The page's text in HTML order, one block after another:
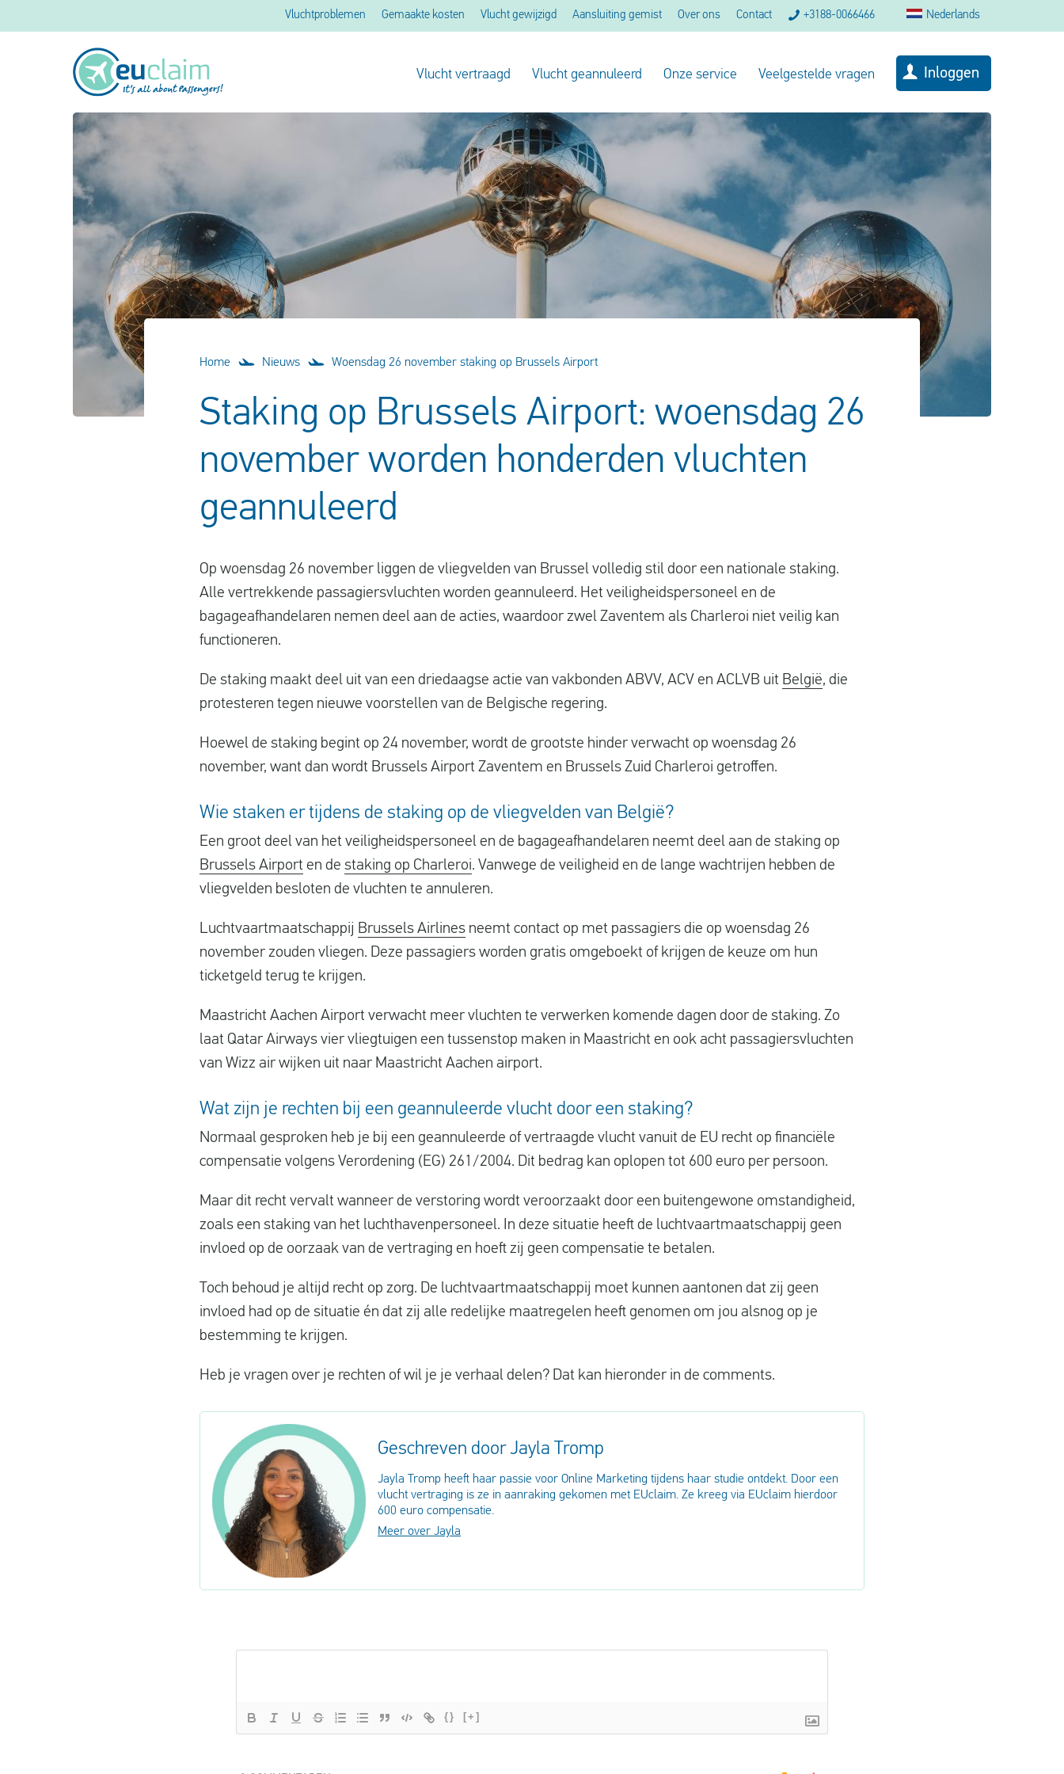
Vluchtproblemen Gemaakte kosten Vlucht gewijzigd Aansluiting gemist Over ons Contact +3188-0066466 Nederlands
Vlucht vertraagd Vlucht geannuleerd Onze service Veelgestelde vragen Inloggen
Home Nieuws Woensdag 26 november staking op Brussels Airport
Staking op Brussels Airport: woensdag 26
november worden honderden vluchten
geannuleerd
Op woensdag 26 november liggen de vliegvelden van Brussel volledig stil door een nationale staking.
Alle vertrekkende passagiersvluchten worden geannuleerd. Het veiligheidspersoneel en de
bagageafhandelaren nemen deel aan de acties, waardoor zwel Zaventem als Charleroi niet veilig kan
functioneren.
De staking maakt deel uit van een driedaagse actie van vakbonden ABVV, ACV en ACLVB uit België, die
protesteren tegen nieuwe voorstellen van de Belgische regering.
Hoewel de staking begint op 24 november, wordt de grootste hinder verwacht op woensdag 26
november, want dan wordt Brussels Airport Zaventem en Brussels Zuid Charleroi getroffen.
Wie staken er tijdens de staking op de vliegvelden van België?
Een groot deel van het veiligheidspersoneel en de bagageafhandelaren neemt deel aan de staking op
Brussels Airport en de staking op Charleroi. Vanwege de veiligheid en de lange wachtrijen hebben de
vliegvelden besloten de vluchten te annuleren.
Luchtvaartmaatschappij Brussels Airlines neemt contact op met passagiers die op woensdag 26
november zouden vliegen. Deze passagiers worden gratis omgeboekt of krijgen de keuze om hun
ticketgeld terug te krijgen.
Maastricht Aachen Airport verwacht meer vluchten te verwerken komende dagen door de staking. Zo
laat Qatar Airways vier vliegtuigen een tussenstop maken in Maastricht en ook acht passagiersvluchten
van Wizz air wijken uit naar Maastricht Aachen airport.
Wat zijn je rechten bij een geannuleerde vlucht door een staking?
Normaal gesproken heb je bij een geannuleerde of vertraagde vlucht vanuit de EU recht op financiële
compensatie volgens Verordening (EG) 261/2004. Dit bedrag kan oplopen tot 600 euro per persoon.
Maar dit recht vervalt wanneer de verstoring wordt veroorzaakt door een buitengewone omstandigheid,
zoals een staking van het luchthavenpersoneel. In deze situatie heeft de luchtvaartmaatschappij geen
invloed op de oorzaak van de vertraging en hoeft zij geen compensatie te betalen.
Toch behoud je altijd recht op zorg. De luchtvaartmaatschappij moet kunnen aantonen dat zij geen
invloed had op de situatie én dat zij alle redelijke maatregelen heeft genomen om jou alsnog op je
bestemming te krijgen.
Heb je vragen over je rechten of wil je je verhaal delen? Dat kan hieronder in de comments.
Geschreven door Jayla Tromp
Jayla Tromp heeft haar passie voor Online Marketing tijdens haar studie ontdekt. Door een
vlucht vertraging is ze in aanraking gekomen met EUclaim. Ze kreeg via EUclaim hierdoor
600 euro compensatie.
Meer over Jayla
{} [+]